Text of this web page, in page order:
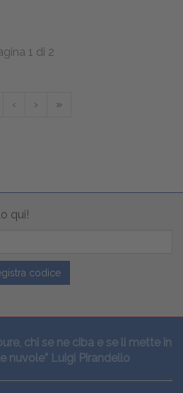
1 di 2
‹ › »
qui!
codice
chi se ne ciba e se li mette in
nuvole” Luigi Pirandello